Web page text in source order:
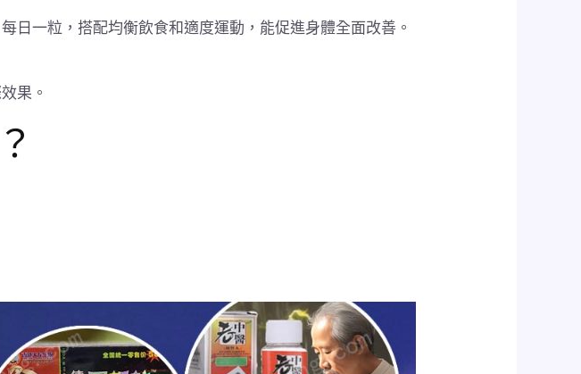
日一粒，搭配均衡飲食和適度運動，能促進身體全面改善。
果。